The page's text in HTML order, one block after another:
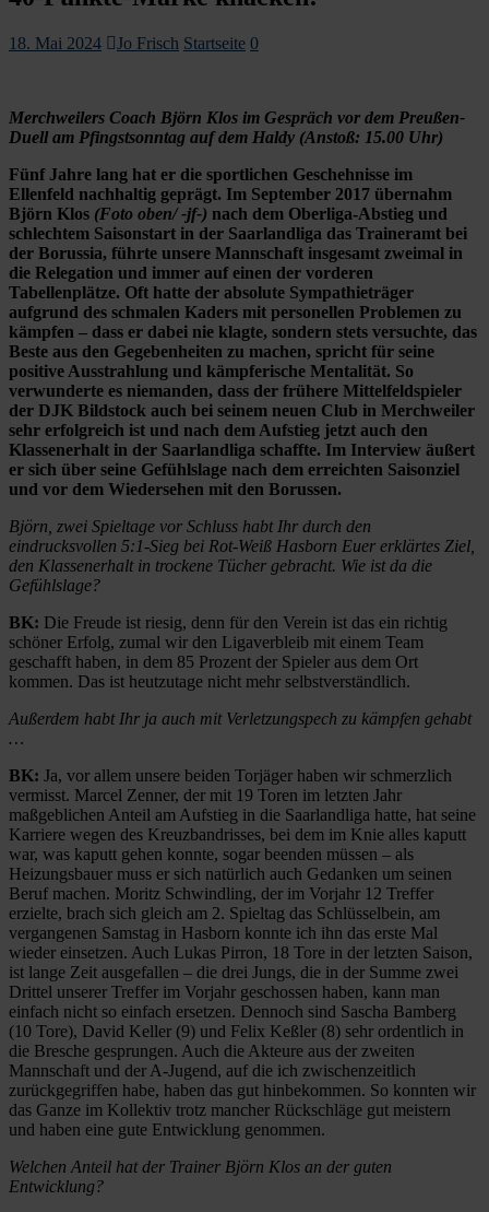
18. Mai 2024 Jo Frisch Startseite 0
Merchweilers Coach Björn Klos im Gespräch vor dem Preußen-
Duell am Pfingstsonntag auf dem Haldy (Anstoß: 15.00 Uhr)
Fünf Jahre lang hat er die sportlichen Geschehnisse im
Ellenfeld nachhaltig geprägt. Im September 2017 übernahm
Björn Klos (Foto oben/ -jf-) nach dem Oberliga-Abstieg und
schlechtem Saisonstart in der Saarlandliga das Traineramt bei
der Borussia, führte unsere Mannschaft insgesamt zweimal in
die Relegation und immer auf einen der vorderen
Tabellenplätze. Oft hatte der absolute Sympathieträger
aufgrund des schmalen Kaders mit personellen Problemen zu
kämpfen – dass er dabei nie klagte, sondern stets versuchte, das
Beste aus den Gegebenheiten zu machen, spricht für seine
positive Ausstrahlung und kämpferische Mentalität. So
verwunderte es niemanden, dass der frühere Mittelfeldspieler
der DJK Bildstock auch bei seinem neuen Club in Merchweiler
sehr erfolgreich ist und nach dem Aufstieg jetzt auch den
Klassenerhalt in der Saarlandliga schaffte. Im Interview äußert
er sich über seine Gefühlslage nach dem erreichten Saisonziel
und vor dem Wiedersehen mit den Borussen.
Björn, zwei Spieltage vor Schluss habt Ihr durch den
eindrucksvollen 5:1-Sieg bei Rot-Weiß Hasborn Euer erklärtes Ziel,
den Klassenerhalt in trockene Tücher gebracht. Wie ist da die
Gefühlslage?
BK: Die Freude ist riesig, denn für den Verein ist das ein richtig
schöner Erfolg, zumal wir den Ligaverbleib mit einem Team
geschafft haben, in dem 85 Prozent der Spieler aus dem Ort
kommen. Das ist heutzutage nicht mehr selbstverständlich.
Außerdem habt Ihr ja auch mit Verletzungspech zu kämpfen gehabt
…
BK: Ja, vor allem unsere beiden Torjäger haben wir schmerzlich
vermisst. Marcel Zenner, der mit 19 Toren im letzten Jahr
maßgeblichen Anteil am Aufstieg in die Saarlandliga hatte, hat seine
Karriere wegen des Kreuzbandrisses, bei dem im Knie alles kaputt
war, was kaputt gehen konnte, sogar beenden müssen – als
Heizungsbauer muss er sich natürlich auch Gedanken um seinen
Beruf machen. Moritz Schwindling, der im Vorjahr 12 Treffer
erzielte, brach sich gleich am 2. Spieltag das Schlüsselbein, am
vergangenen Samstag in Hasborn konnte ich ihn das erste Mal
wieder einsetzen. Auch Lukas Pirron, 18 Tore in der letzten Saison,
ist lange Zeit ausgefallen – die drei Jungs, die in der Summe zwei
Drittel unserer Treffer im Vorjahr geschossen haben, kann man
einfach nicht so einfach ersetzen. Dennoch sind Sascha Bamberg
(10 Tore), David Keller (9) und Felix Keßler (8) sehr ordentlich in
die Bresche gesprungen. Auch die Akteure aus der zweiten
Mannschaft und der A-Jugend, auf die ich zwischenzeitlich
zurückgegriffen habe, haben das gut hinbekommen. So konnten wir
das Ganze im Kollektiv trotz mancher Rückschläge gut meistern
und haben eine gute Entwicklung genommen.
Welchen Anteil hat der Trainer Björn Klos an der guten
Entwicklung?